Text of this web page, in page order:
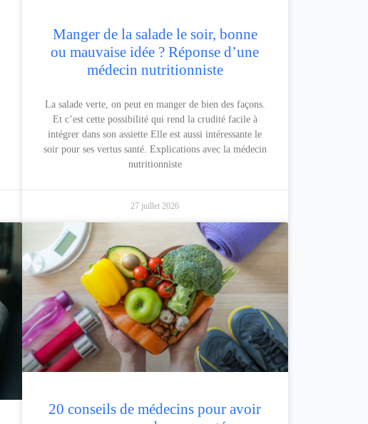
Manger de la salade le soir, bonne
ou mauvaise idée ? Réponse d’une
médecin nutritionniste
La salade verte, on peut en manger de bien des façons.
Et c’est cette possibilité qui rend la crudité facile à
intégrer dans son assiette Elle est aussi intéressante le
soir pour ses vertus santé. Explications avec la médecin
nutritionniste
27 juillet 2026
20 conseils de médecins pour avoir